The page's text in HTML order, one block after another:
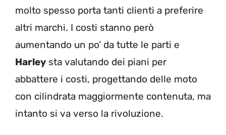
molto spesso porta tanti clienti a preferire
altri marchi. I costi stanno però
aumentando un po’ da tutte le parti e
Harley sta valutando dei piani per
abbattere i costi, progettando delle moto
con cilindrata maggiormente contenuta, ma
intanto si va verso la rivoluzione.